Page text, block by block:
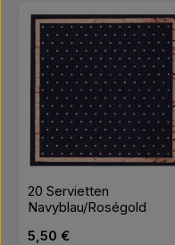
20 Servietten
Navyblau/Roségold
Regulärer Preis:
5,50 €